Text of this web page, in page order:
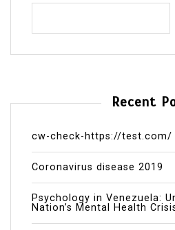
Recent
cw-check-https://test.com/
Coronavirus disease 2019
Psychology in Venezuela:
Nation’s Mental Health